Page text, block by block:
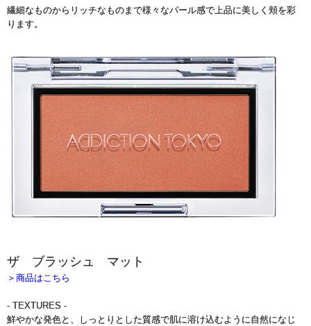
繊細なものからリッチなものまで様々なパール感で上品に美しく頬を彩
ります。
ザ ブラッシュ マット
＞商品はこちら
- TEXTURES -
鮮やかな発色と、しっとりとした質感で肌に溶け込むように自然になじ